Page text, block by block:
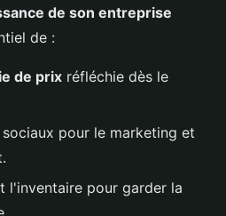
de son entreprise
de :
de prix réfléchie dès le
pour le marketing et
l'inventaire pour garder la